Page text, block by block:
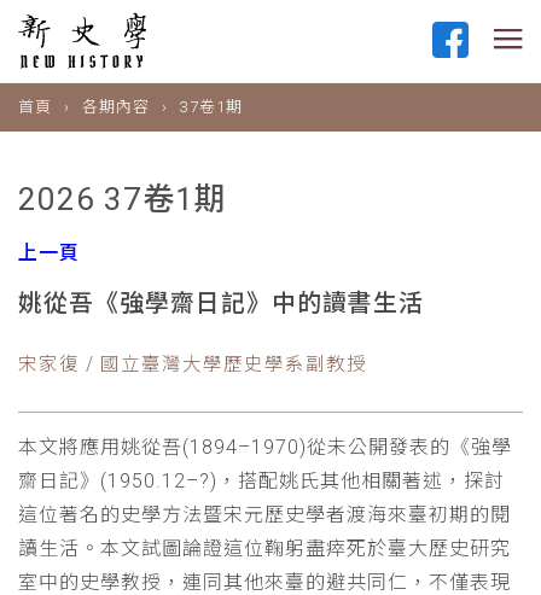
首頁 各期內容 37卷1期
2026 37卷1期
上一頁
姚從吾《強學齋日記》中的讀書生活
宋家復 / 國立臺灣大學歷史學系副教授
本文將應用姚從吾(1894–1970)從未公開發表的《強學
齋日記》(1950.12–?)，搭配姚氏其他相關著述，探討
這位著名的史學方法暨宋元歷史學者渡海來臺初期的閱
讀生活。本文試圖論證這位鞠躬盡瘁死於臺大歷史研究
室中的史學教授，連同其他來臺的避共同仁，不僅表現